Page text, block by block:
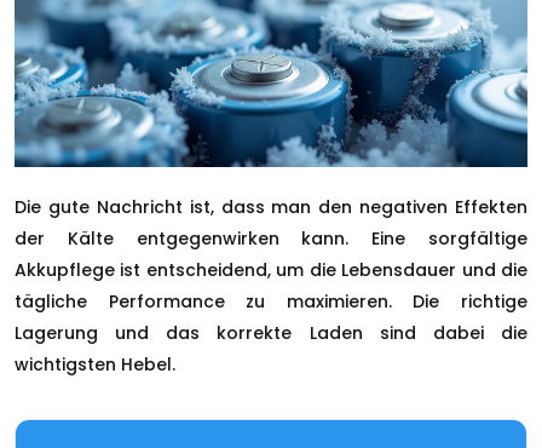
Die gute Nachricht ist, dass man den negativen Effekten
der Kälte entgegenwirken kann. Eine sorgfältige
Akkupflege ist entscheidend, um die Lebensdauer und die
tägliche Performance zu maximieren. Die richtige
Lagerung und das korrekte Laden sind dabei die
wichtigsten Hebel.